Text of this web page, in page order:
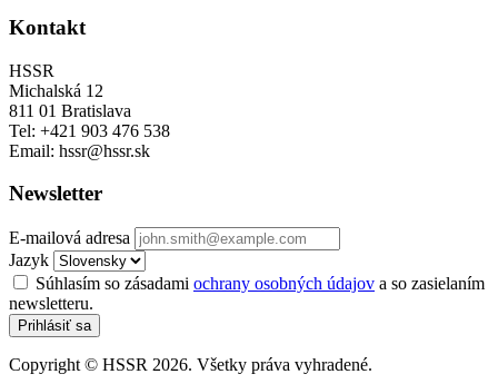
Kontakt
HSSR
Michalská 12
811 01 Bratislava
Tel: +421 903 476 538
Email: hssr@hssr.sk
Newsletter
E-mailová adresa
Jazyk
Súhlasím so zásadami ochrany osobných údajov a so zasielaním
newsletteru.
Prihlásiť sa
Copyright © HSSR 2026. Všetky práva vyhradené.